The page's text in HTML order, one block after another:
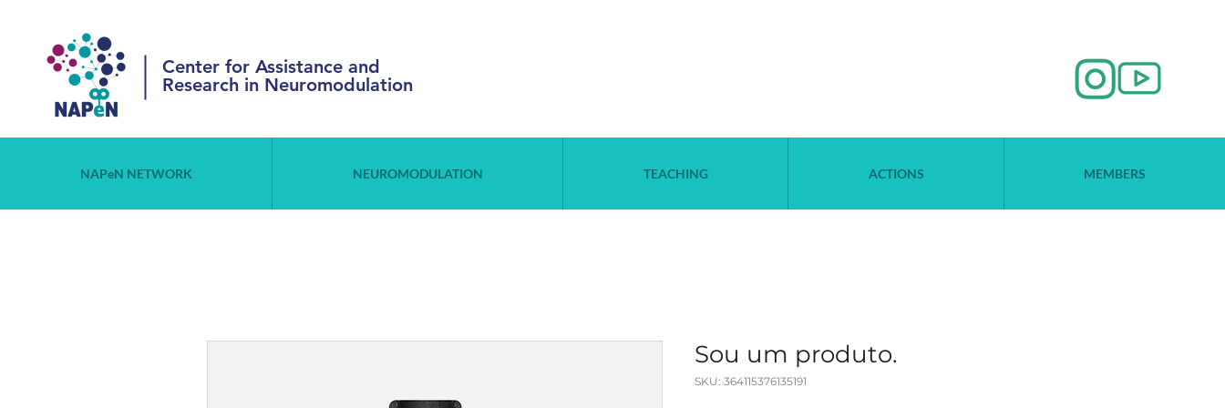
Center for Assistance and
Research in Neuromodulation
NAPeN NETWORK NEUROMODULATION TEACHING ACTIONS MEMBERS
Sou um produto.
SKU: 364115376135191